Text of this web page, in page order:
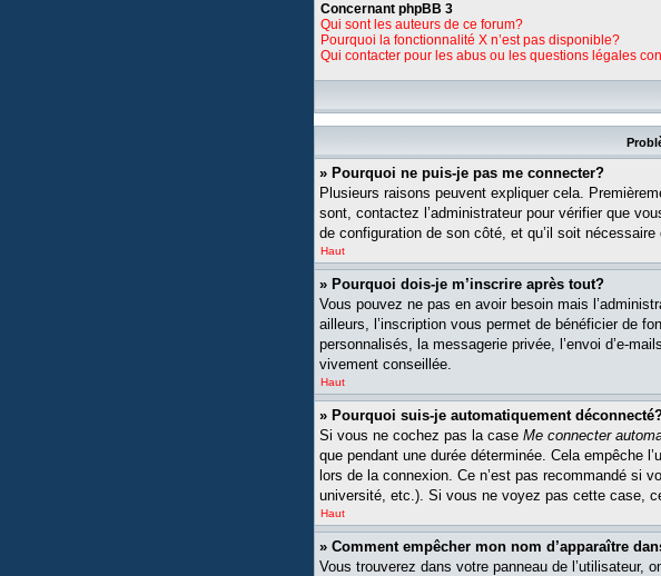
Concernant phpBB 3
Qui sont les auteurs de ce forum?
Pourquoi la fonctionnalité X n’est pas disponible?
Qui contacter pour les abus ou les questions légales
» Pourquoi ne puis-je pas me connecter?
Plusieurs raisons peuvent expliquer cela.
sont, contactez l’administrateur pour vérifier que
de configuration de son côté, et qu’il soit nécessaire
Haut
» Pourquoi dois-je m’inscrire après tout?
Vous pouvez ne pas en avoir besoin mais
ailleurs, l’inscription vous permet de bénéficier de
personnalisés, la messagerie privée, l’envoi d’e-
vivement conseillée.
Haut
» Pourquoi suis-je automatiquement
Si vous ne cochez pas la case Me connecter
que pendant une durée déterminée. Cela empêche
lors de la connexion. Ce n’est pas recommandé si
université, etc.). Si vous ne voyez pas cette case,
Haut
» Comment empêcher mon nom d’apparaître
Vous trouverez dans votre panneau de l’utilisateur,